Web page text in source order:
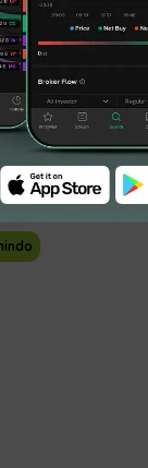
miliar
#pabrik gas